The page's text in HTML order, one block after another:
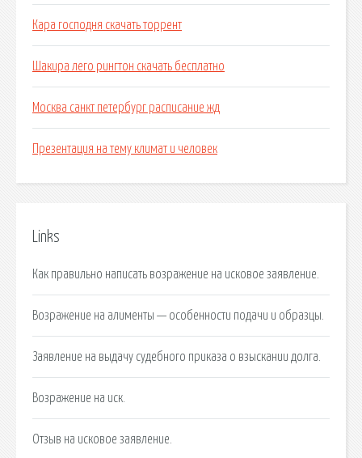
Кара господня скачать торрент
Шакира лего рингтон скачать бесплатно
Москва санкт петербург расписание жд
Презентация на тему климат и человек
Links
Как правильно написать возражение на исковое заявление.
Возражение на алименты — особенности подачи и образцы.
Заявление на выдачу судебного приказа о взыскании долга.
Возражение на иск.
Отзыв на исковое заявление.